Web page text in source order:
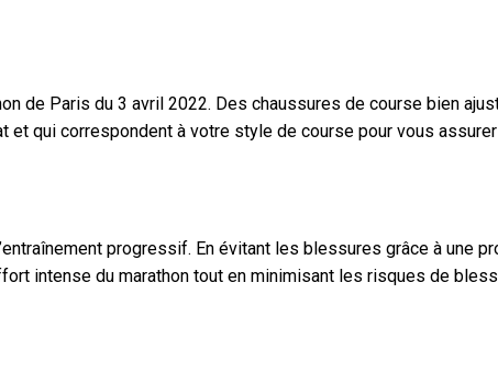
de Paris du 3 avril 2022. Des chaussures de course bien
qui correspondent à votre style de course pour vous
progressif. En évitant les blessures grâce à une
intense du marathon tout en minimisant les risques de